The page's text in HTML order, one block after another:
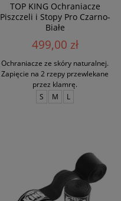
TOP KING Ochraniacze
Piszczeli i Stopy Pro Czarno-
Białe
499,00 zł
Ochraniacze ze skóry naturalnej.
Zapięcie na 2 rzepy przewlekane
przez klamrę.
S
M L